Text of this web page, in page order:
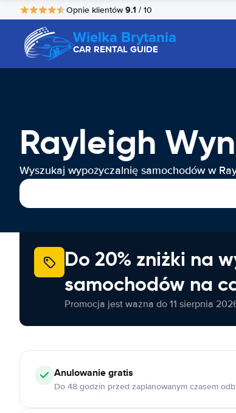
Opnie klientów9.1 / 10
Wielka Brytania
CAR RENTAL GUIDE
Rayleigh
Wyszukaj wypożyczalnię samochodów w
Do 20% zniżki na
samochodów na
Promocja jest ważna do 11 sierpnia
Anulowaniegratis
Do 48 godzin przed zaplanowanym czasem